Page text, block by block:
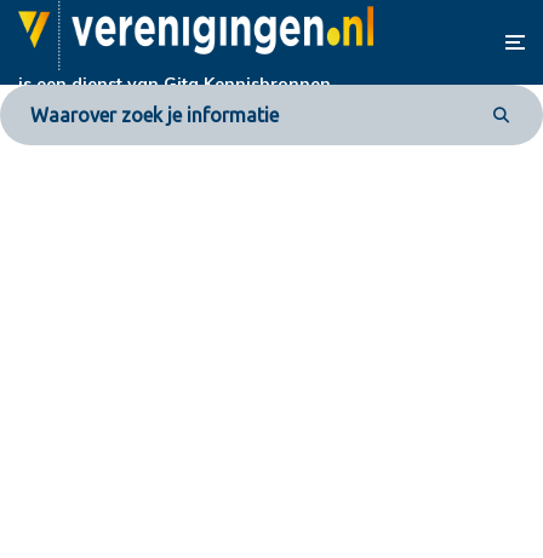
is een dienst vanGita Kennisbronnen